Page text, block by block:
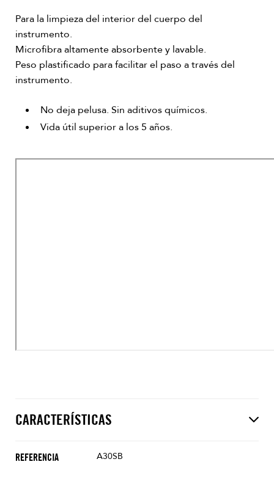
Para la limpieza del interior del cuerpo del
instrumento.
Microfibra altamente absorbente y lavable.
Peso plastificado para facilitar el paso a través del
instrumento.
No deja pelusa. Sin aditivos químicos.
Vida útil superior a los 5 años.
CARACTERÍSTICAS
REFERENCIA A30SB